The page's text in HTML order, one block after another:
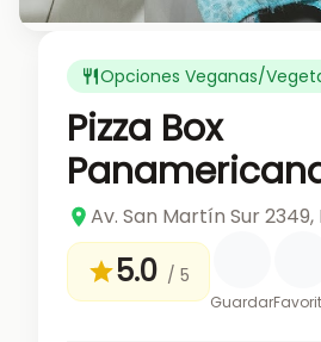
Opciones Veganas/
Pizza Box
Av. San Martín Sur
5.0 / 5
Guardar